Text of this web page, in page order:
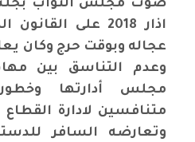
اذار 2018 على
عجاله وبوقت حرج وكان
وعدم التناسق بين
مجلس أدارتها
متنافسين لادارة القطاع
وتعارضه السافر